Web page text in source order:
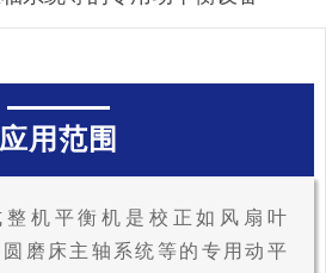
应用范围
机平衡机是校正如风扇叶
磨床主轴系统等的专用动平